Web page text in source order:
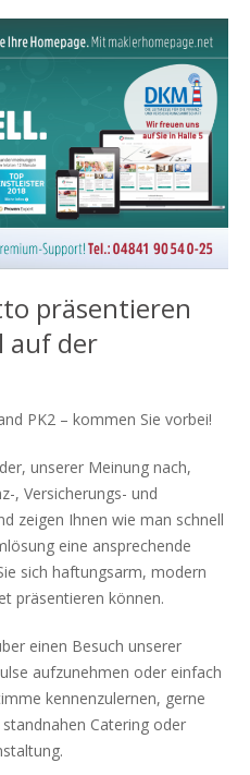
präsentieren
auf der
PK2 – kommen Sie vorbei!
unserer Meinung nach,
, Versicherungs- und
zeigen Ihnen wie man schnell
eine ansprechende
sich haftungsarm, modern
präsentieren können.
einen Besuch unserer
aufzunehmen oder einfach
kennenzulernen, gerne
Catering oder